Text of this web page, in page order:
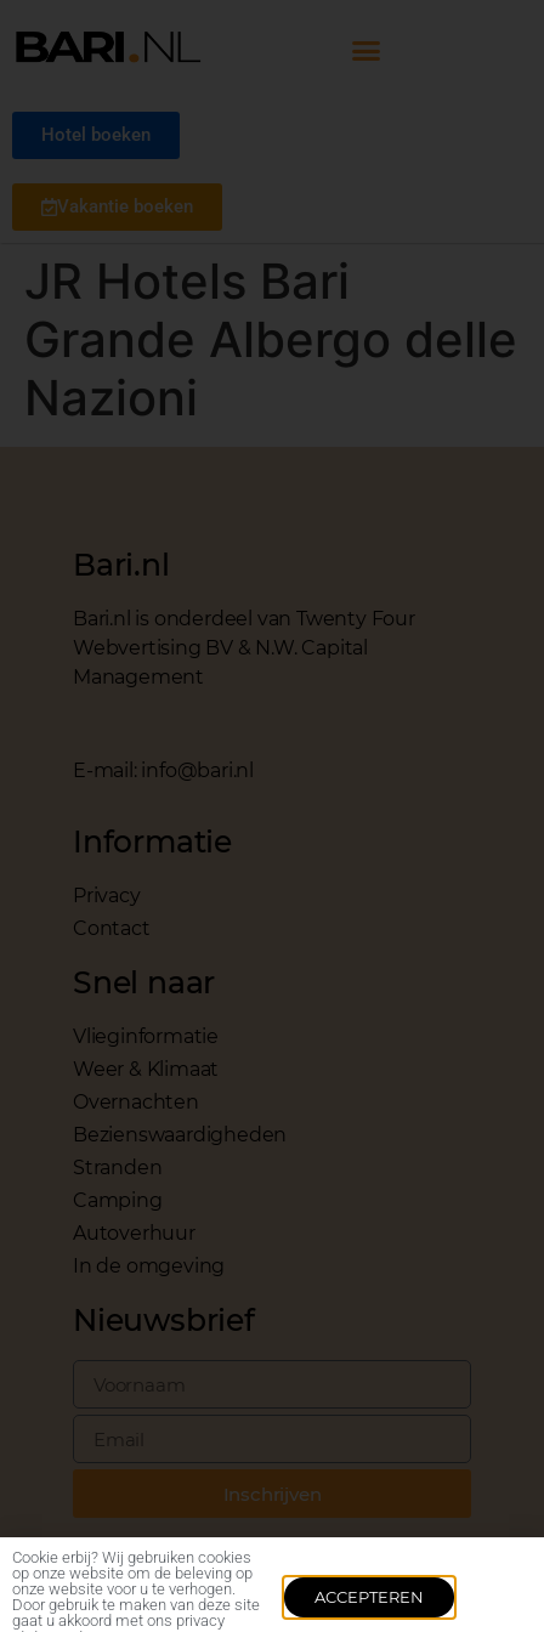
Hotel boeken
Vakantie boeken
JR Hotels Bari
Grande Albergo delle
Nazioni
Bari.nl
Bari.nl is onderdeel van Twenty Four
Webvertising BV & N.W. Capital
Management
E-mail: info@bari.nl
Informatie
Privacy
Contact
Snel naar
Vlieginformatie
Weer & Klimaat
Overnachten
Bezienswaardigheden
Stranden
Camping
Autoverhuur
In de omgeving
Nieuwsbrief
Inschrijven
©2024 – BARI.NL
Cookie erbij? Wij gebruiken cookies
op onze website om de beleving op
onze website voor u te verhogen.
Door gebruik te maken van deze site
gaat u akkoord met ons privacy
ACCEPTEREN